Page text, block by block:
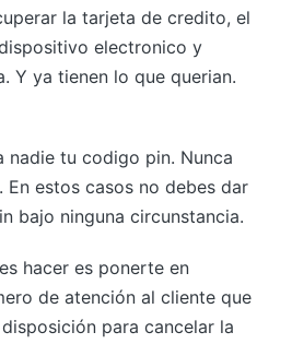
la tarjeta de credito, el
electronico y
Y ya tienen lo que querian.
nadie tu codigo pin. Nunca
En estos casos no debes dar
bajo ninguna circunstancia.
hacer es ponerte en
de atención al cliente que
para cancelar la